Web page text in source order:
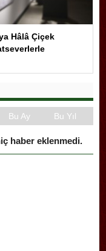
Hâlâ Çiçek
Bu Ay Bu Yıl
haber eklenmedi.